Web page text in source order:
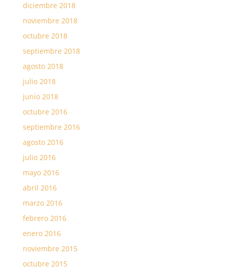
diciembre 2018
noviembre 2018
octubre 2018
septiembre 2018
agosto 2018
julio 2018
junio 2018
octubre 2016
septiembre 2016
agosto 2016
julio 2016
mayo 2016
abril 2016
marzo 2016
febrero 2016
enero 2016
noviembre 2015
octubre 2015